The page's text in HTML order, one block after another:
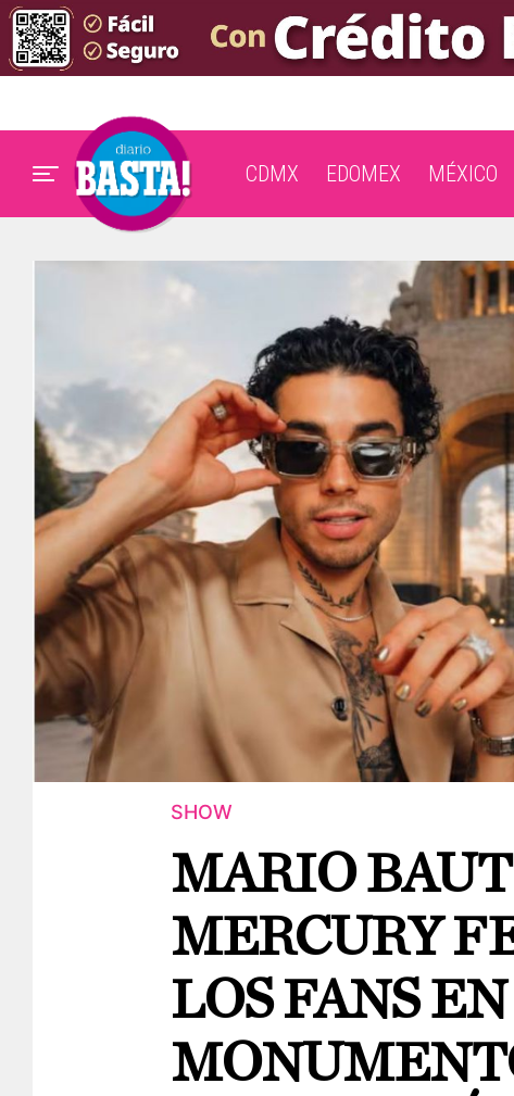
CDMX EDOMEX MÉXICO
SHOW
MARIO
MERCURY
LOS FANS